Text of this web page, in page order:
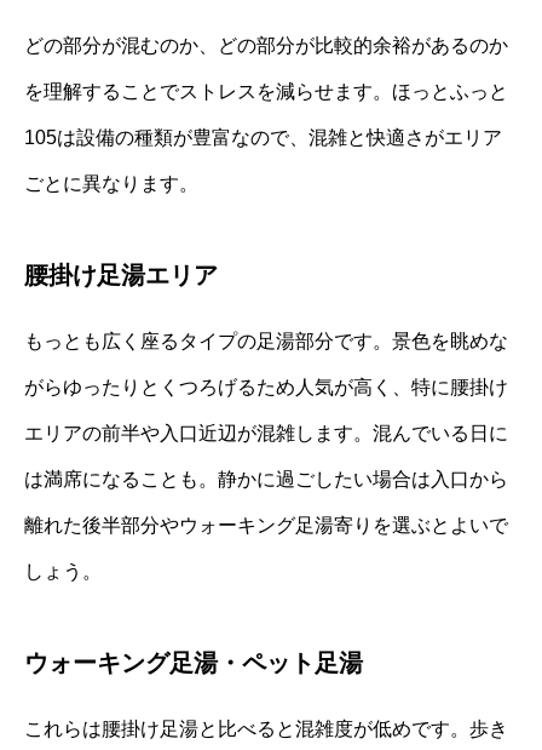
どの部分が混むのか、どの部分が比較的余裕があるのか
を理解することでストレスを減らせます。ほっとふっと
105は設備の種類が豊富なので、混雑と快適さがエリア
ごとに異なります。
腰掛け足湯エリア
もっとも広く座るタイプの足湯部分です。景色を眺めな
がらゆったりとくつろげるため人気が高く、特に腰掛け
エリアの前半や入口近辺が混雑します。混んでいる日に
は満席になることも。静かに過ごしたい場合は入口から
離れた後半部分やウォーキング足湯寄りを選ぶとよいで
しょう。
ウォーキング足湯・ペット足湯
これらは腰掛け足湯と比べると混雑度が低めです。歩き